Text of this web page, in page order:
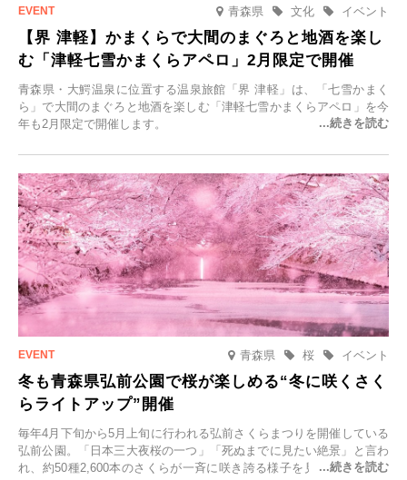
青森県 イベント
文化
【界 津軽】かまくらで大間のまぐろと地酒を楽し
む「津軽七雪かまくらアペロ」2月限定で開催
青森県・大鰐温泉に位置する温泉旅館「界 津軽」は、「七雪かまく
ら」で大間のまぐろと地酒を楽しむ「津軽七雪かまくらアペロ」を今
年も2月限定で開催します。
青森県 イベント
桜
冬も青森県弘前公園で桜が楽しめる“冬に咲くさく
らライトアップ”開催
毎年4月下旬から5月上旬に行われる弘前さくらまつりを開催している
弘前公園。「日本三大夜桜の一つ」「死ぬまでに見たい絶景」と言わ
れ、約50種2,600本のさくらが一斉に咲き誇る様子を見に、世界中か